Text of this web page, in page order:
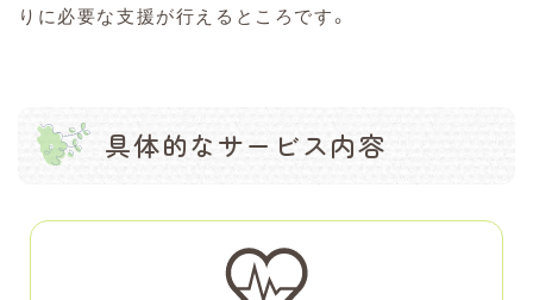
りに必要な支援が行えるところです。
具体的なサービス内容